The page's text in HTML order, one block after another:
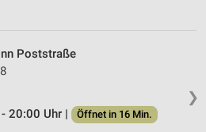
❯
Poststraße
20:00 Uhr |
Öffnet in 16 Min.